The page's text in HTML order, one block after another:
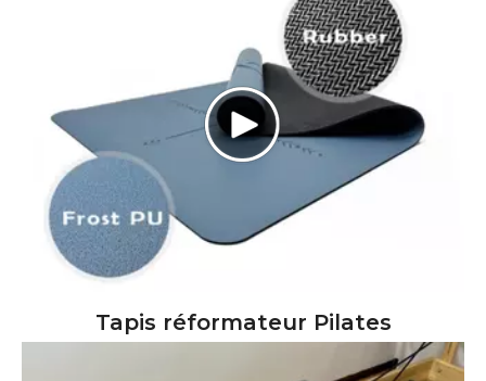
Tapis réformateur Pilates